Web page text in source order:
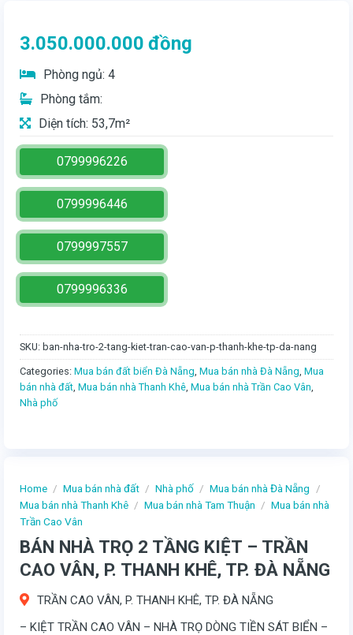
Home / Mua bán nhà đất / Nhà phố / Mua bán nhà Đà Nẵng
/
Mua bán nhà Thanh Khê / Mua bán nhà Tam Thuận / Mua bán nhà
Trần Cao Vân
BÁN NHÀ TRỌ 2 TẦNG KIỆT – TRẦN
CAO VÂN, P. THANH KHÊ, TP. ĐÀ NẴNG
TRẦN CAO VÂN, P. THANH KHÊ, TP. ĐÀ NẴNG
– KIỆT TRẦN CAO VÂN – NHÀ TRỌ DÒNG TIỀN SÁT BIỂN –
3.050.000.000 đồng
Phòng ngủ: 4
Phòng tắm:
Diện tích: 53,7m²
0799996226
0799996446
0799997557
0799996336
SKU: ban-nha-tro-2-tang-kiet-tran-cao-van-p-thanh-khe-tp-da-nang
Categories: Mua bán đất biển Đà Nẵng, Mua bán nhà Đà Nẵng, Mua
bán nhà đất, Mua bán nhà Thanh Khê, Mua bán nhà Trần Cao Vân,
Nhà phố